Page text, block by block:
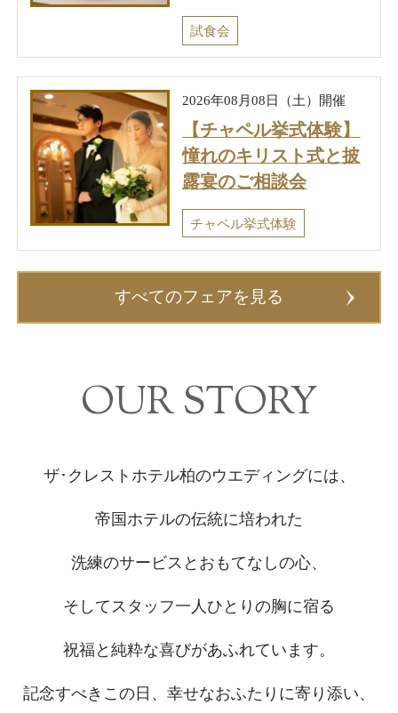
試食会
2026年08月08日（土）開催
【チャペル挙式体験】
憧れのキリスト式と披
露宴のご相談会
チャペル挙式体験
すべてのフェアを見る
OUR STORY
ザ･クレストホテル柏のウエディングには、
帝国ホテルの伝統に培われた
洗練のサービスとおもてなしの心、
そしてスタッフ一人ひとりの胸に宿る
祝福と純粋な喜びがあふれています。
記念すべきこの日、幸せなおふたりに寄り添い、